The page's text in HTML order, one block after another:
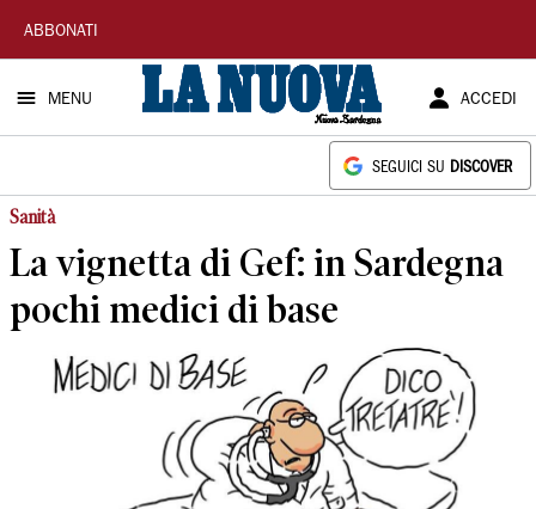
La
Nuova
Sardegna
ABBONATI
MENU ACCEDI
SEGUICI SU DISCOVER
Sanità
La vignetta di Gef: in Sardegna
pochi medici di base